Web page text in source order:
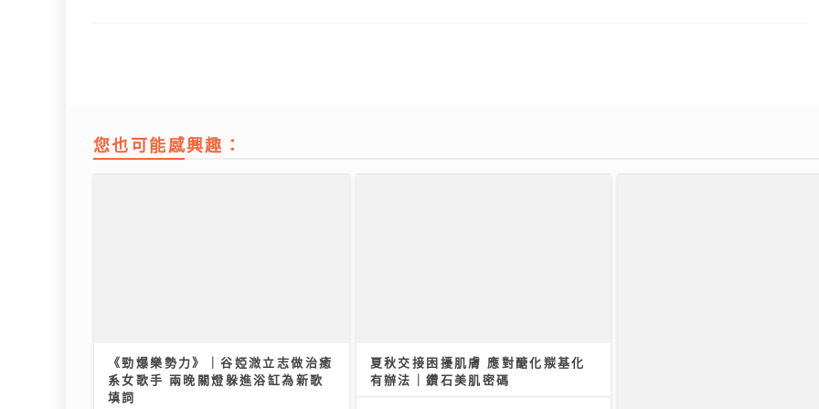
您也可能感興趣：
《勁爆樂勢力》｜谷婭溦立志做治癒
系女歌手 兩晚關燈躲進浴缸為新歌
填詞
夏秋交接困擾肌膚 應對醣化羰基化
有辦法｜鑽石美肌密碼